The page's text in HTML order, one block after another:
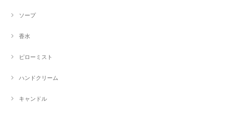
ソープ
香水
ピローミスト
ハンドクリーム
キャンドル